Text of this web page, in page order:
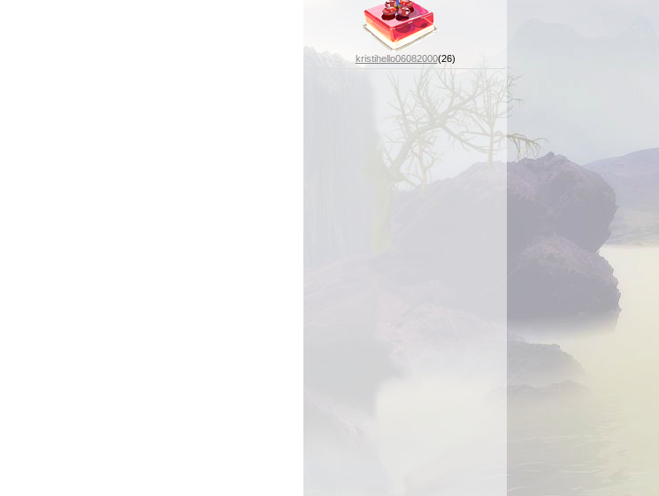
kristihello06082000(26)